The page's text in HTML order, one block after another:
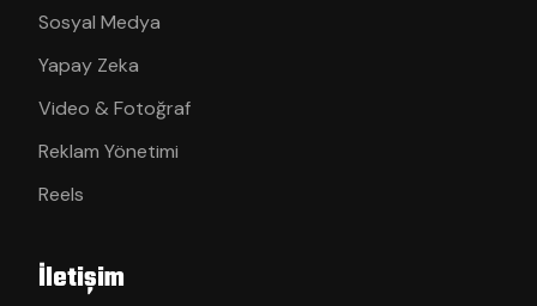
Sosyal Medya
Yapay Zeka
Video & Fotoğraf
Reklam Yönetimi
Reels
İletişim